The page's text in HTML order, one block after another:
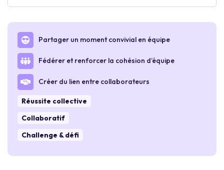
Partager un moment convivial en équipe
Fédérer et renforcer la cohésion d’équipe
Créer du lien entre collaborateurs
Réussite collective
Collaboratif
Challenge & défi